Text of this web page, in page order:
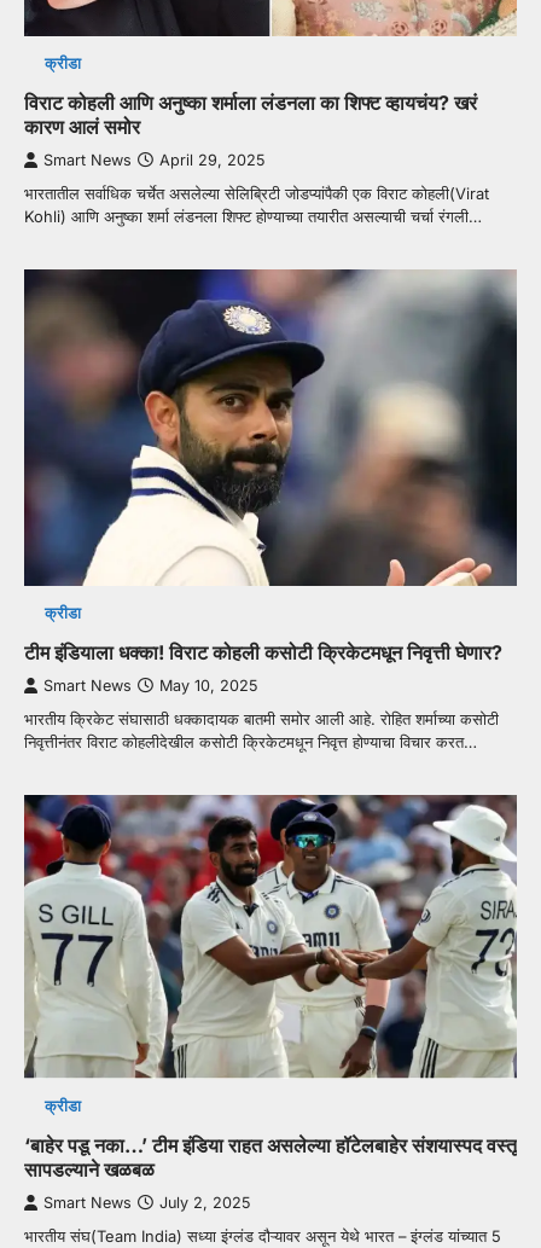
क्रीडा
विराट कोहली आणि अनुष्का शर्माला लंडनला का शिफ्ट व्हायचंय? खरं
कारण आलं समोर
Smart News April 29, 2025
भारतातील सर्वाधिक चर्चेत असलेल्या सेलिब्रिटी जोडप्यांपैकी एक विराट कोहली(Virat
Kohli) आणि अनुष्का शर्मा लंडनला शिफ्ट होण्याच्या तयारीत असल्याची चर्चा रंगली…
क्रीडा
टीम इंडियाला धक्का! विराट कोहली कसोटी क्रिकेटमधून निवृत्ती घेणार?
Smart News May 10, 2025
भारतीय क्रिकेट संघासाठी धक्कादायक बातमी समोर आली आहे. रोहित शर्माच्या कसोटी
निवृत्तीनंतर विराट कोहलीदेखील कसोटी क्रिकेटमधून निवृत्त होण्याचा विचार करत…
क्रीडा
‘बाहेर पडू नका…’ टीम इंडिया राहत असलेल्या हॉटेलबाहेर संशयास्पद वस्तू
सापडल्याने खळबळ
Smart News July 2, 2025
भारतीय संघ(Team India) सध्या इंग्लंड दौऱ्यावर असून येथे भारत – इंग्लंड यांच्यात 5